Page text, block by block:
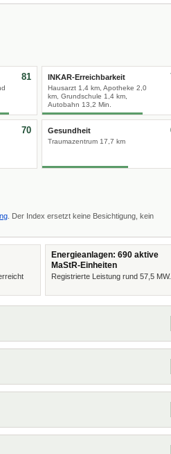
81 INKAR-Erreichbarkeit
Hausarzt 1,4 km, Apotheke 2,0
km, Grundschule 1,4 km,
Autobahn 13,2 Min.
70 Gesundheit
Traumazentrum 17,7 km
. Der Index ersetzt keine Besichtigung, kein
Energieanlagen: 690 aktive
MaStR-Einheiten
Registrierte Leistung rund 57,5 MW.